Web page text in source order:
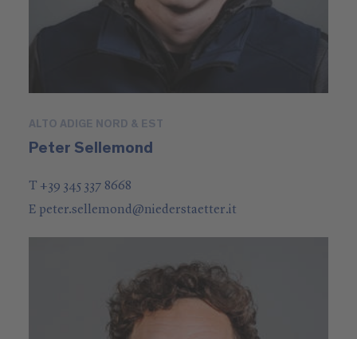
ALTO ADIGE NORD & EST
Peter Sellemond
T +39 345 337 8668
E peter.sellemond@niederstaetter.it